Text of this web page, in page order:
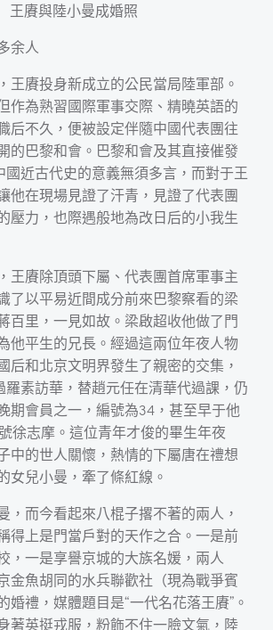
王賡與陸小曼成婚照
余人
王賡投身新成立的公民當局陸軍部。
作為熟習國際軍事交際、精曉英語的
后不久，便被設定伴隨中國代表團往
的巴黎和會。巴黎和會及其直接催發
國近古代史的意義無須多言，而對于王
他在現場見證了汗青，見證了代表團
壓力，也際遇般地為改日后的小我生
王賡除頂頭下屬、代表團首席軍事主
了以平易近間成分前來巴黎察看的梁
百里，一見如故。梁啟超收他做了門
他平生的兄長。經過這兩位年夜人物
后和北京文明界發生了親密的交集，
羅素訪華，替趙元任在清華代過課，仍
期會員之一，編號為34，甚至早于他
徐志摩。這位青年才俊的畢生年夜
中的世人關懷，熱情的下屬唐在禮想
女兒小曼，牽了條紅線。
，而今看起來八棍子撂不著的兩人，
得上是門當戶對的天作之合。一是前
，一是享譽京城的大族名媛，兩人
金魚胡同的水兵聯歡社（現為戰爭賓
婚禮，媒體題目是“一代名花落王賡”。
著英挺戎服，粉飾不住一臉文氣，陸